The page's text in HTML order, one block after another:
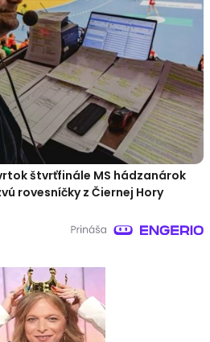
štvrťfinále MS hádzanárok
rovesníčky z Čiernej Hory